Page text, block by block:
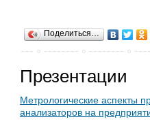
Поделиться…
Презентации
Метрологические аспекты
анализаторов на